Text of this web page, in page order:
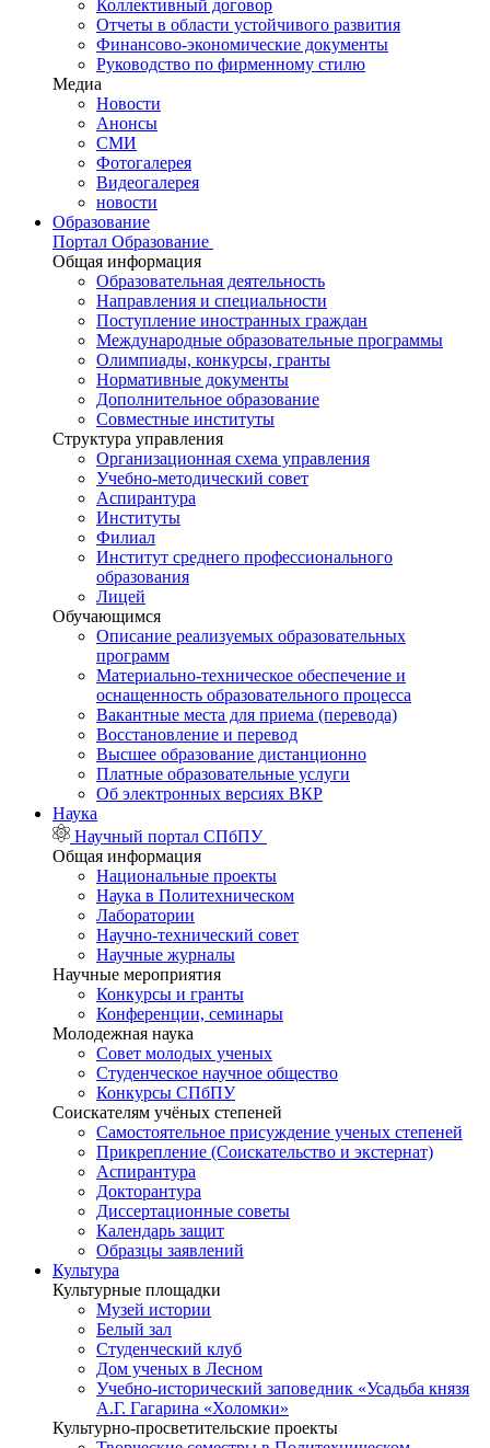
Коллективный договор
Отчеты в области устойчивого развития
Финансово-экономические документы
Руководство по фирменному стилю
Медиа
Новости
Анонсы
СМИ
Фотогалерея
Видеогалерея
новости
Образование
Портал Образование
Общая информация
Образовательная деятельность
Направления и специальности
Поступление иностранных граждан
Международные образовательные программы
Олимпиады, конкурсы, гранты
Нормативные документы
Дополнительное образование
Совместные институты
Структура управления
Организационная схема управления
Учебно-методический совет
Аспирантура
Институты
Филиал
Институт среднего профессионального
образования
Лицей
Обучающимся
Описание реализуемых образовательных
программ
Материально-техническое обеспечение и
оснащенность образовательного процесса
Вакантные места для приема (перевода)
Восстановление и перевод
Высшее образование дистанционно
Платные образовательные услуги
Об электронных версиях ВКР
Наука
Научный портал СПбПУ
Общая информация
Национальные проекты
Наука в Политехническом
Лаборатории
Научно-технический совет
Научные журналы
Научные мероприятия
Конкурсы и гранты
Конференции, семинары
Молодежная наука
Совет молодых ученых
Студенческое научное общество
Конкурсы СПбПУ
Соискателям учёных степеней
Самостоятельное присуждение ученых степеней
Прикрепление (Соискательство и экстернат)
Аспирантура
Докторантура
Диссертационные советы
Календарь защит
Образцы заявлений
Культура
Культурные площадки
Музей истории
Белый зал
Студенческий клуб
Дом ученых в Лесном
Учебно-исторический заповедник «Усадьба князя
А.Г. Гагарина «Холомки»
Культурно-просветительские проекты